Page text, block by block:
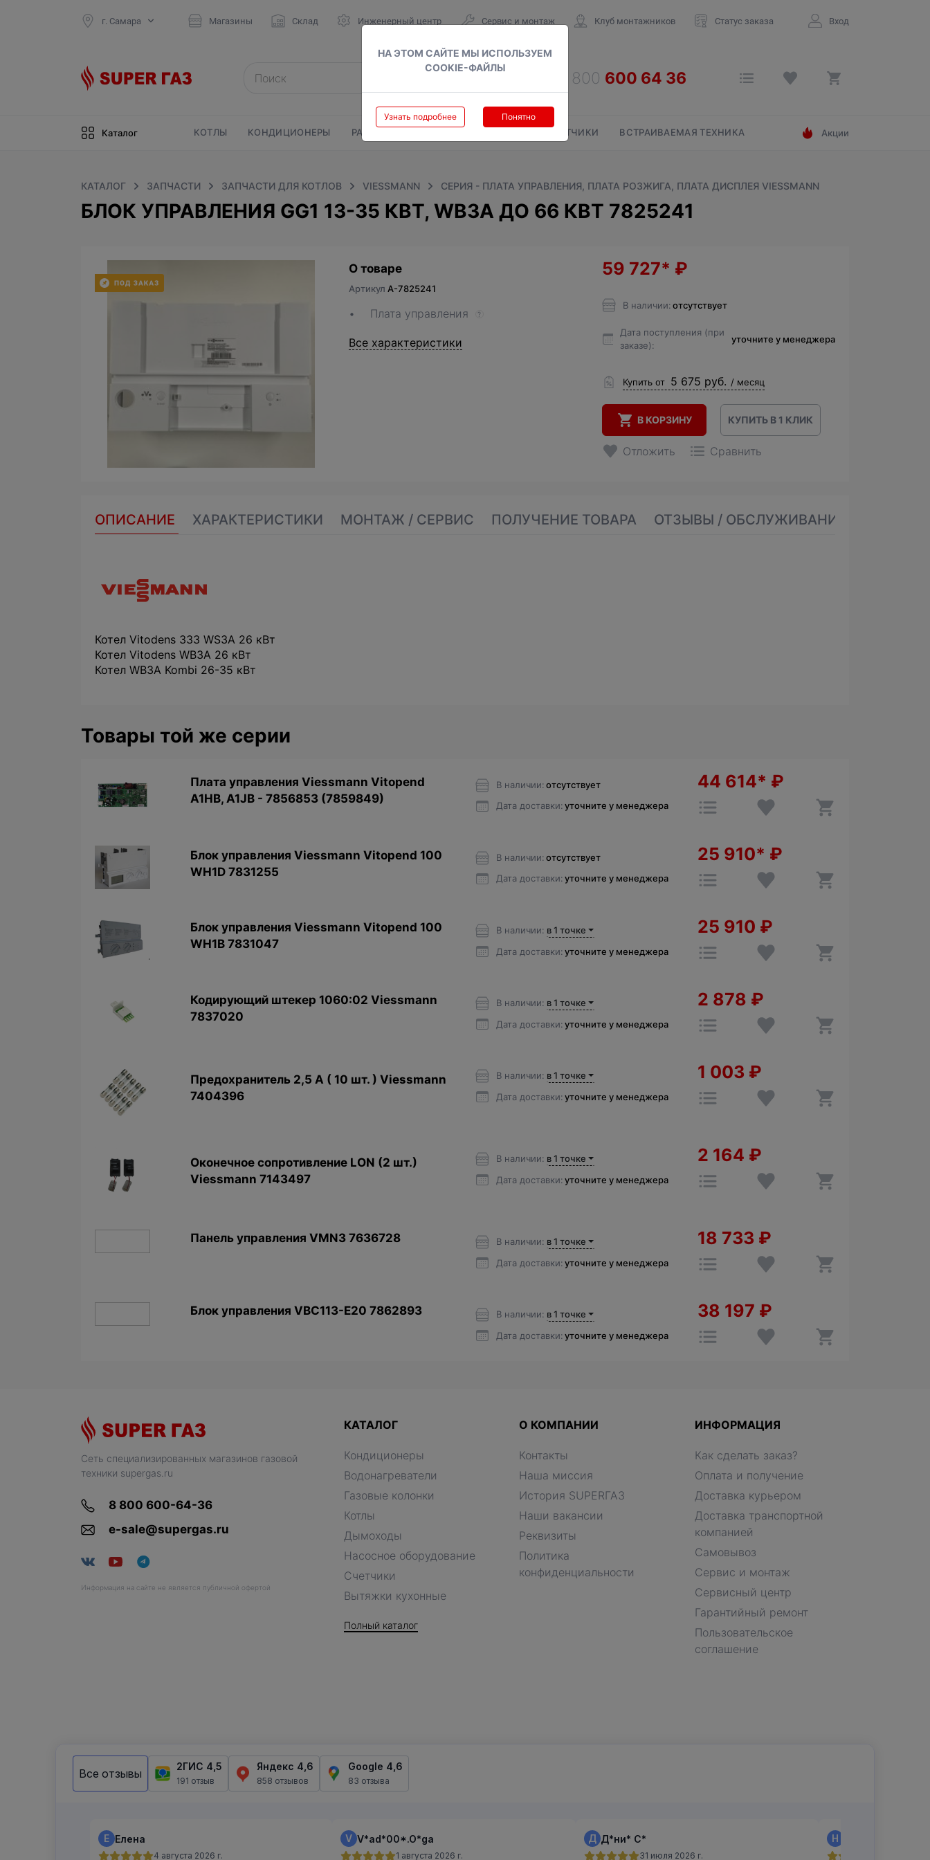
НА ЭТОМ САЙТЕ МЫ ИСПОЛЬЗУЕМ
COOKIE-ФАЙЛЫ
Узнать подробнее Понятно
г. Самара Магазины Склад Инженерный центр Сервис и монтаж Клуб монтажников Статус заказа Вход
Каталог КОТЛЫ КОНДИЦИОНЕРЫ РАДИАТОРЫ СЧЕТЧИКИ ВСТРАИВАЕМАЯ ТЕХНИКА Акции
КАТАЛОГ ЗАПЧАСТИ ЗАПЧАСТИ ДЛЯ КОТЛОВ VIESSMANN СЕРИЯ - ПЛАТА УПРАВЛЕНИЯ, ПЛАТА РОЗЖИГА, ПЛАТА ДИСПЛЕЯ VIESSMANN
БЛОК УПРАВЛЕНИЯ GG1 13-35 КВТ, WB3A ДО 66 КВТ 7825241
О товаре
Артикул A-7825241
Плата управления ?
Все характеристики
59 727* ₽
В наличии: отсутствует
Дата поступления (при
заказе):
уточните у менеджера
Купить от 5 675 руб. / месяц
В КОРЗИНУ КУПИТЬ В 1 КЛИК
Отложить Сравнить
ОПИСАНИЕ ХАРАКТЕРИСТИКИ МОНТАЖ / СЕРВИС ПОЛУЧЕНИЕ ТОВАРА ОТЗЫВЫ / ОБСЛУЖИВАНИЕ
Котел Vitodens 333 WS3A 26 кВт
Котел Vitodens WB3A 26 кВт
Котел WB3A Kombi 26-35 кВт
Товары той же серии
Плата управления Viessmann Vitopend
A1HB, A1JB - 7856853 (7859849)
В наличии: отсутствует
Дата доставки: уточните у менеджера
44 614* ₽
Блок управления Viessmann Vitopend 100
WH1D 7831255
В наличии: отсутствует
Дата доставки: уточните у менеджера
25 910* ₽
Блок управления Viessmann Vitopend 100
WH1B 7831047
В наличии: в 1 точке
Дата доставки: уточните у менеджера
25 910 ₽
Кодирующий штекер 1060:02 Viessmann
7837020
В наличии: в 1 точке
Дата доставки: уточните у менеджера
2 878 ₽
Предохранитель 2,5 A ( 10 шт. ) Viessmann
7404396
В наличии: в 1 точке
Дата доставки: уточните у менеджера
1 003 ₽
Оконечное сопротивление LON (2 шт.)
Viessmann 7143497
В наличии: в 1 точке
Дата доставки: уточните у менеджера
2 164 ₽
Панель управления VMN3 7636728 В наличии: в 1 точке
Дата доставки: уточните у менеджера
18 733 ₽
Блок управления VBC113-E20 7862893 В наличии: в 1 точке
Дата доставки: уточните у менеджера
38 197 ₽
Сеть специализированных магазинов газовой
техники supergas.ru
8 800 600-64-36
e-sale@supergas.ru
Информация на сайте не является публичной офертой
КАТАЛОГ
Кондиционеры
Водонагреватели
Газовые колонки
Котлы
Дымоходы
Насосное оборудование
Счетчики
Вытяжки кухонные
Полный каталог
О КОМПАНИИ
Контакты
Наша миссия
История SUPERГАЗ
Наши вакансии
Реквизиты
Политика
конфиденциальности
ИНФОРМАЦИЯ
Как сделать заказ?
Оплата и получение
Доставка курьером
Доставка транспортной
компанией
Самовывоз
Сервис и монтаж
Сервисный центр
Гарантийный ремонт
Пользовательское
соглашение